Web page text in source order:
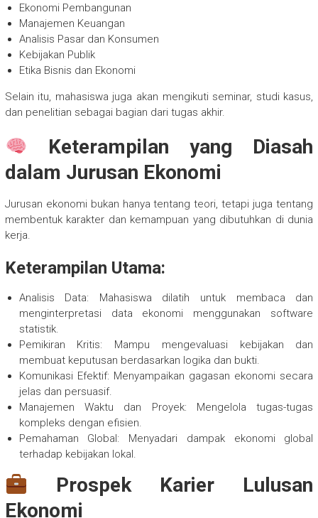
Ekonomi Pembangunan
Manajemen Keuangan
Analisis Pasar dan Konsumen
Kebijakan Publik
Etika Bisnis dan Ekonomi
Selain itu, mahasiswa juga akan mengikuti seminar, studi kasus,
dan penelitian sebagai bagian dari tugas akhir.
Keterampilan yang Diasah
dalam Jurusan Ekonomi
Jurusan ekonomi bukan hanya tentang teori, tetapi juga tentang
membentuk karakter dan kemampuan yang dibutuhkan di dunia
kerja.
Keterampilan Utama:
Analisis Data: Mahasiswa dilatih untuk membaca dan
menginterpretasi data ekonomi menggunakan software
statistik.
Pemikiran Kritis: Mampu mengevaluasi kebijakan dan
membuat keputusan berdasarkan logika dan bukti.
Komunikasi Efektif: Menyampaikan gagasan ekonomi secara
jelas dan persuasif.
Manajemen Waktu dan Proyek: Mengelola tugas-tugas
kompleks dengan efisien.
Pemahaman Global: Menyadari dampak ekonomi global
terhadap kebijakan lokal.
Prospek Karier Lulusan
Ekonomi